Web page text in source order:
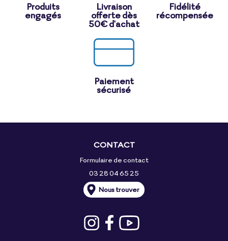
Produits
engagés
Livraison
offerte dès
50€ d'achat
Fidélité
récompensée
Paiement
sécurisé
CONTACT
Formulaire de contact
03 28 04 65 25
Nous trouver